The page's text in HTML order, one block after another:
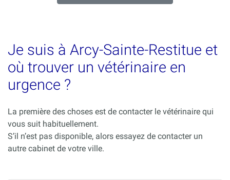
Je suis à Arcy-Sainte-Restitue et
où trouver un vétérinaire en
urgence ?
La première des choses est de contacter le vétérinaire qui
vous suit habituellement.
S’il n’est pas disponible, alors essayez de contacter un
autre cabinet de votre ville.